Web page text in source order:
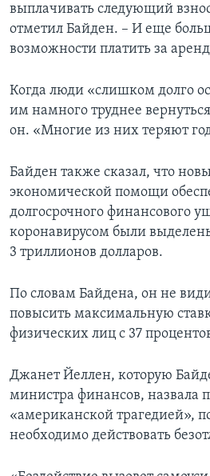
выплачивать следующий
отметил Байден. – И еще
возможности платить за
Когда люди «слишком долго
им намного труднее
он. «Многие из них теряют
Байден также сказал, что
экономической помощи
долгосрочного финансового
коронавирусом были
3 триллионов долларов.
По словам Байдена, он не
повысить максимальную
физических лиц с 37
Джанет Йеллен, которую
министра финансов, назвала
«американской трагедией»,
необходимо действовать